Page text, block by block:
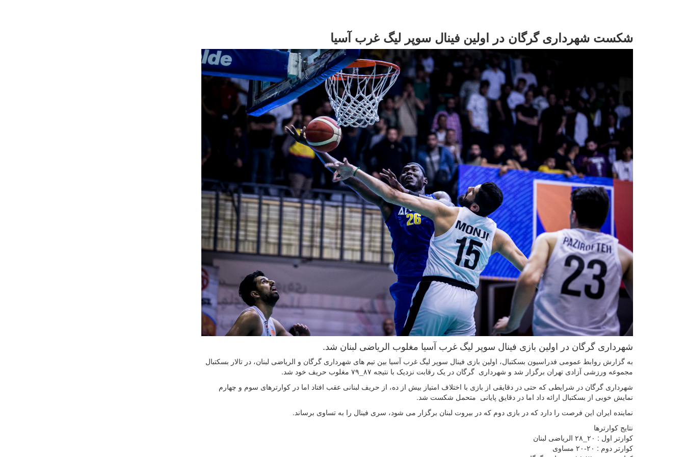
شکست شهرداری گرگان در اولین فینال سوپر لیگ غرب آسیا
شهرداری گرگان در اولین بازی فینال سوپر لیگ غرب آسیا مغلوب الریاضی لبنان شد.
به گزارش روابط عمومی فدراسیون بسکتبال، اولین بازی فینال سوپر لیگ غرب آسیا بین تیم های شهرداری گرگان و الریاضی لبنان، در تالار بسکتبال
مجموعه ورزشی آزادی تهران برگزار شد و شهرداری گرگان در یک رقابت نزدیک با نتیجه ۸۷_۷۹ مغلوب حریف خود شد.
شهرداری گرگان در شرایطی که حتی در دقایقی از بازی با اختلاف امتیاز بیش از ده، از حریف لبنانی عقب افتاد اما در کوارترهای سوم و چهارم
نمایش خوبی از بسکتبال ارائه داد اما در دقایق پایانی متحمل شکست شد.
نماینده ایران این فرصت را دارد که در بازی دوم که در بیروت لبنان برگزار می شود، سری فینال را به تساوی برساند.
نتایج کوارترها
کوارتر اول : ۲۰_۲۸ الریاضی لبنان
کوارتر دوم : ۲۰-۲۰ مساوی